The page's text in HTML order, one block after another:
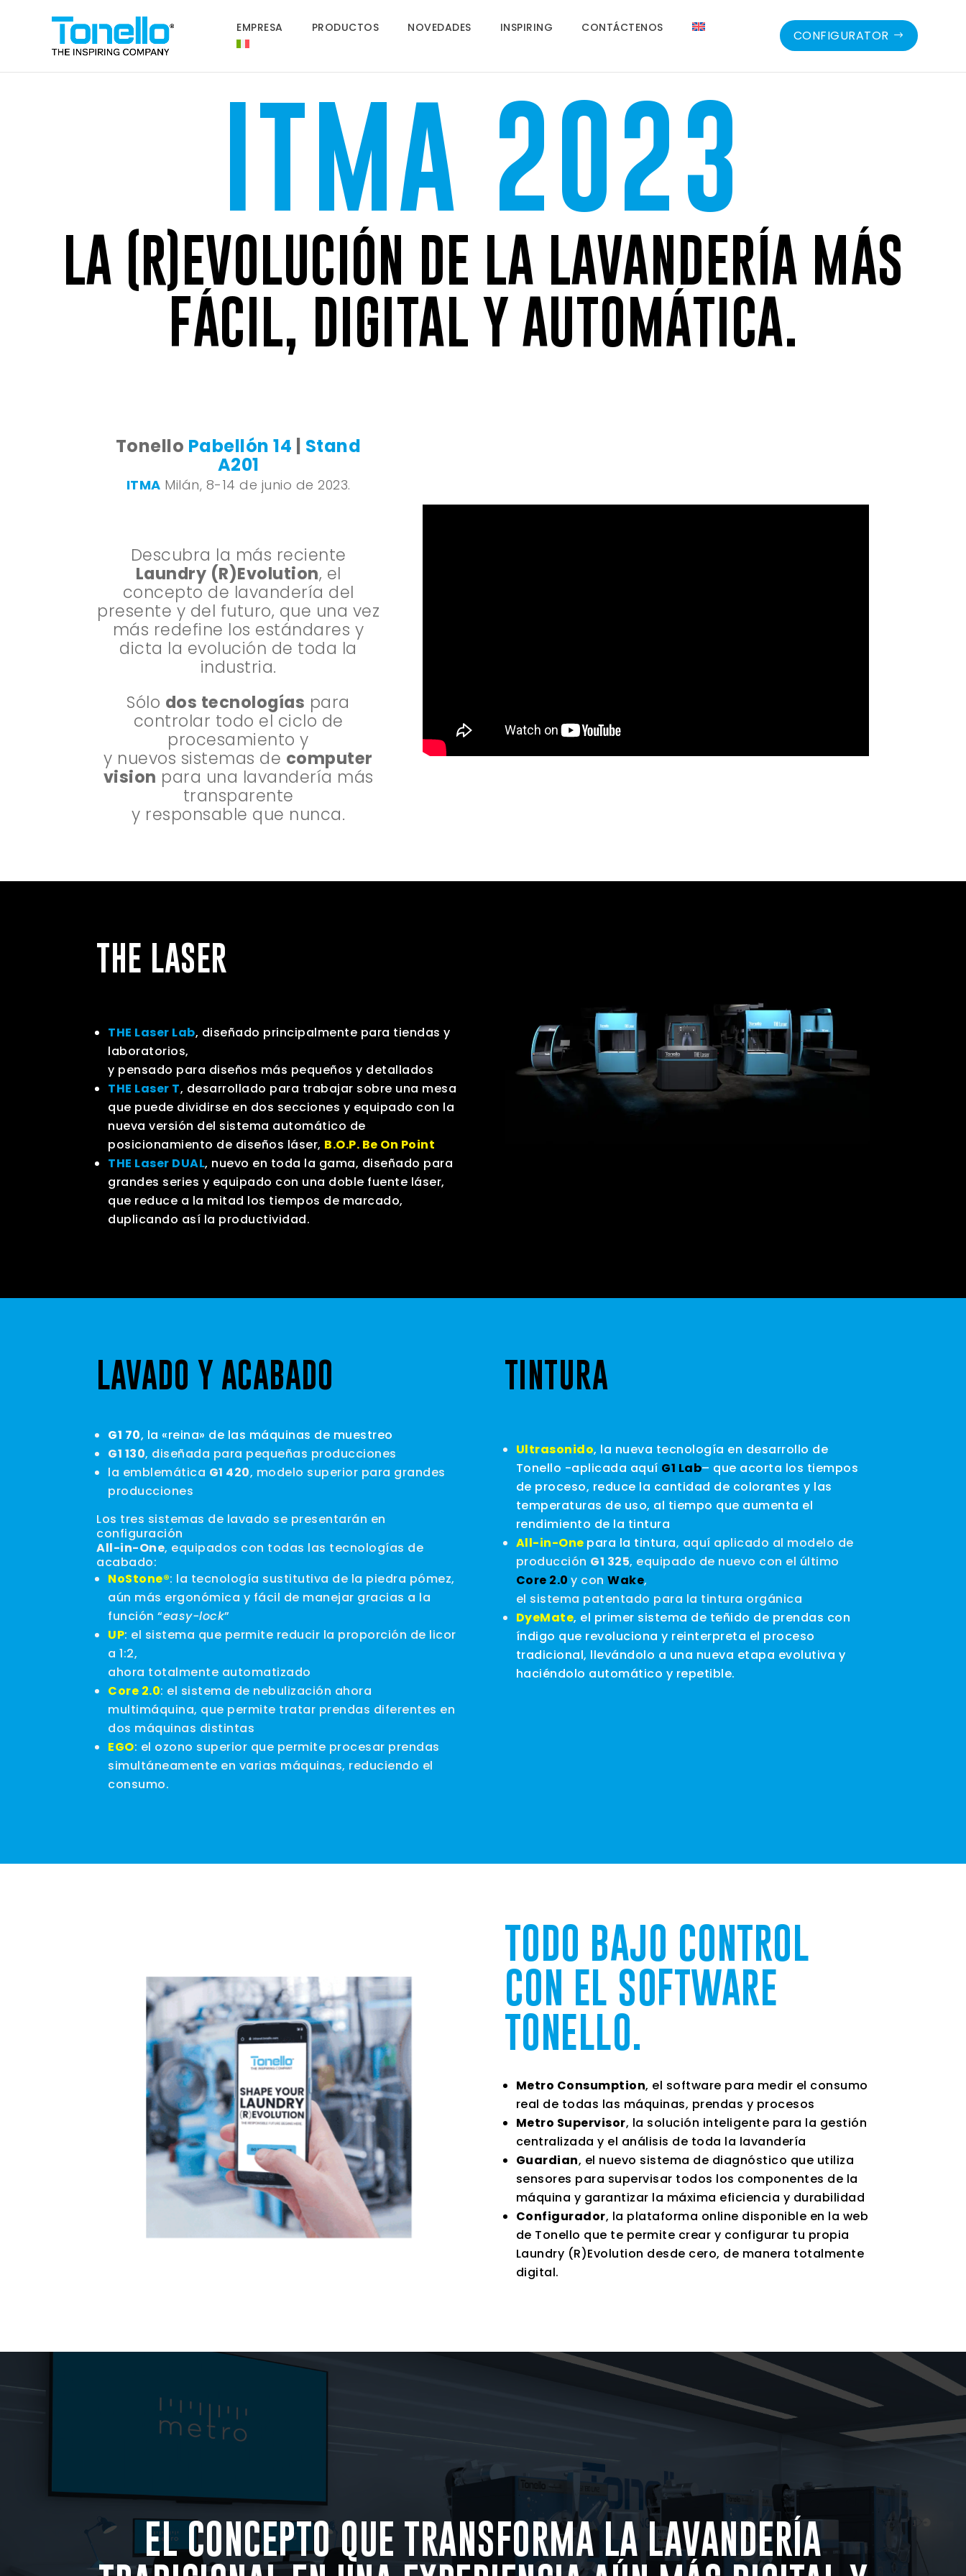
EMPRESA PRODUCTOS NOVEDADES INSPIRING CONTÁCTENOS
CONFIGURATOR
ITMA 2023
LA (R)EVOLUCIÓN DE LA LAVANDERÍA MÁS
FÁCIL, DIGITAL Y AUTOMÁTICA.
Tonello Pabellón 14 Stand
A201
ITMA Milán, 8-14 de junio de 2023.
Descubra la más reciente
Laundry (R)Evolution, el
concepto de lavandería del
presente y del futuro, que una vez
más redefine los estándares y
dicta la evolución de toda la
industria.
Sólo dos tecnologías para
controlar todo el ciclo de
procesamiento y
y nuevos sistemas de computer
vision para una lavandería más
transparente
y responsable que nunca.
THE LASER
THE Laser Lab, diseñado principalmente para tiendas y
laboratorios,
y pensado para diseños más pequeños y detallados
THE Laser T, desarrollado para trabajar sobre una mesa
que puede dividirse en dos secciones y equipado con la
nueva versión del sistema automático de
posicionamiento de diseños láser, B.O.P. Be On Point
THE Laser DUAL, nuevo en toda la gama, diseñado para
grandes series y equipado con una doble fuente láser,
que reduce a la mitad los tiempos de marcado,
duplicando así la productividad.
LAVADO Y ACABADO
G1 70, la «reina» de las máquinas de muestreo
G1 130, diseñada para pequeñas producciones
la emblemática G1 420, modelo superior para grandes
producciones
Los tres sistemas de lavado se presentarán en
configuración
All-in-One, equipados con todas las tecnologías de
acabado:
NoStone®: la tecnología sustitutiva de la piedra pómez,
aún más ergonómica y fácil de manejar gracias a la
función “easy-lock”
UP: el sistema que permite reducir la proporción de licor
a 1:2,
ahora totalmente automatizado
Core 2.0: el sistema de nebulización ahora
multimáquina, que permite tratar prendas diferentes en
dos máquinas distintas
EGO: el ozono superior que permite procesar prendas
simultáneamente en varias máquinas, reduciendo el
consumo.
TINTURA
Ultrasonido, la nueva tecnología en desarrollo de
Tonello -aplicada aquí G1 Lab– que acorta los tiempos
de proceso, reduce la cantidad de colorantes y las
temperaturas de uso, al tiempo que aumenta el
rendimiento de la tintura
All-in-One para la tintura, aquí aplicado al modelo de
producción G1 325, equipado de nuevo con el último
Core 2.0y conWake,
el sistema patentado para la tintura orgánica
DyeMate, el primer sistema de teñido de prendas con
índigo que revoluciona y reinterpreta el proceso
tradicional, llevándolo a una nueva etapa evolutiva y
haciéndolo automático y repetible.
TODO BAJO CONTROL
CON EL SOFTWARE
TONELLO.
Metro Consumption, el software para medir el consumo
real de todas las máquinas, prendas y procesos
Metro Supervisor, la solución inteligente para la gestión
centralizada y el análisis de toda la lavandería
Guardian, el nuevo sistema de diagnóstico que utiliza
sensores para supervisar todos los componentes de la
máquina y garantizar la máxima eficiencia y durabilidad
Configurador, la plataforma online disponible en la web
de Tonello que te permite crear y configurar tu propia
Laundry (R)Evolution desde cero, de manera totalmente
digital.
EL CONCEPTO QUE TRANSFORMA LA LAVANDERÍA